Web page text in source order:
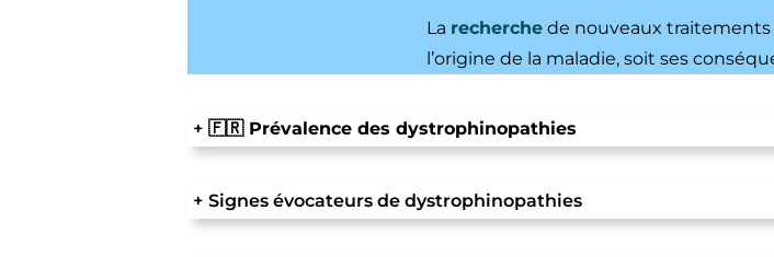
La recherche de nouveaux traitements
l’origine de la maladie, soit ses
+ 🇫🇷 Prévalence des dystrophinopathies
+ Signes évocateurs de dystrophinopathies